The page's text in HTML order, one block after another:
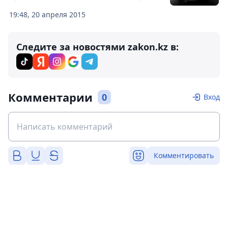
19:48, 20 апреля 2015
Следите за новостями zakon.kz в:
Комментарии 0 Вход
Комментировать